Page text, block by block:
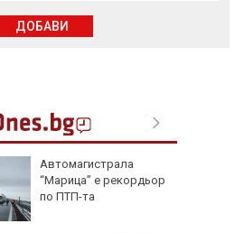
Автомагистрала
“Марица” е рекордьор
по ПТП-та
ДОБАВИ